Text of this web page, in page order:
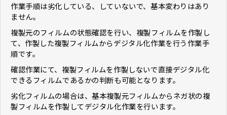
作業手順は劣化している、していないで、基本変わりはあり
ません。
複製元のフィルムの状態確認を行い、複製フィルムを作製し
て、作製した複製フィルムからデジタル化作業を行う作業手
順です。
確認作業にて、複製フィルムを作製しないで直接デジタル化
できるフィルムであるかの判断も可能となります。
劣化フィルムの場合は、基本複製元フィルムからネガ状の複
製フィルムを作製してデジタル化作業を行います。